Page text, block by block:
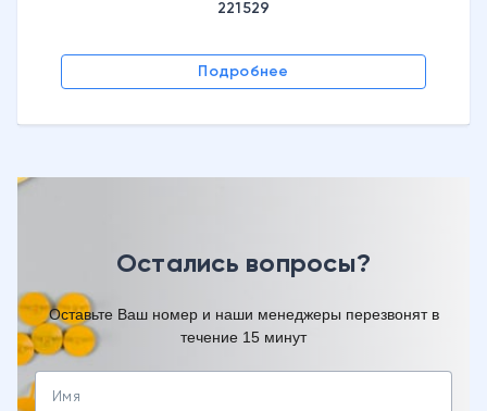
221529
Подробнее
Остались вопросы?
Оставьте Ваш номер и наши менеджеры перезвонят в
течение 15 минут
Имя